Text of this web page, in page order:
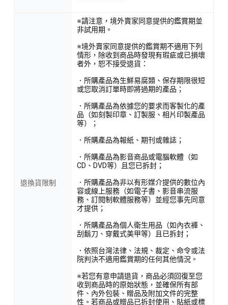
退換貨限制
※請注意，境外賣家同意提供的鑑賞期並
非試用期。
※境外賣家同意提供的鑑賞期不適用下列
情形，除收到商品時發現有瑕疵或已損壞
者外，恕不接受退貨：
．所購產品為生鮮易腐類、保存期限很短
或您取消訂單時即將過期的產品；
．所購產品為依據您的要求而客製化的產
品（如刻製印章、訂製服、相片印製產品
等）；
．所購產品為報紙、期刊或雜誌；
．所購產品為影音商品或電腦軟體（如
CD、DVD等）且您已拆封；
．所購產品為非以有形媒介提供的數位內
容或線上服務（如電子書、影音串流服
務、訂閱制軟體服務等）並經您事先同意
才提供；
．所購產品為個人衛生用品（如內衣褲、
刮鬍刀、穿戴式美甲等）且已拆封；
．依照台灣法律、法規、裁定、命令或法
院判決不適用鑑賞期的任何其他情況。
※若您有意申請退貨，商品必須回復至您
收到商品時的原始狀態，並確保所有部
件、內外包裝、贈品及附加文件的完整
性。若商品或贈品已拆封使用、貼紙或標